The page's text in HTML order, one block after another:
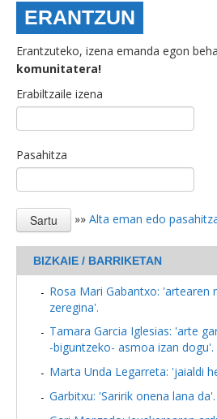
ERANTZUN
Erantzuteko, izena emanda egon
komunitatera!
Erabiltzaile izena
Pasahitza
»» Alta eman edo
BIZKAIE / BARRIKETAN
Rosa Mari Gabantxo: 'artearen
zeregina'.
Tamara Garcia Iglesias: 'arte
-biguntzeko- asmoa izan dogu'.
Marta Unda Legarreta: 'jaialdi
Garbitxu: 'Saririk onena lana da'.